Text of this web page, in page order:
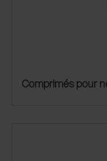
Comprimés pour